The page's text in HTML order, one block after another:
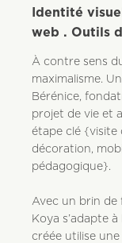
Identité
web . Outils
À contre sens
maximalisme.
Bérénice,
projet de vie et
étape clé {visite
décoration,
pédagogique}.
Avec un brin de
Koya s’adapte
créée utilise